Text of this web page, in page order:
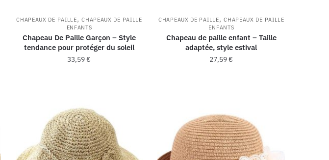
CHAPEAUX DE PAILLE,CHAPEAUX DE PAILLE
ENFANTS
Chapeau De Paille Garçon – Style
tendance pour protéger du soleil
33,59€
CHAPEAUX DE PAILLE,CHAPEAUX DE PAILLE
ENFANTS
Chapeau de paille enfant – Taille
adaptée, style estival
27,59€